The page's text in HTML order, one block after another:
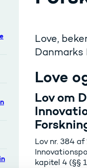
Love,
Danmarks
Love
Lov om
Lov nr. 384
kapitel 4 (§§